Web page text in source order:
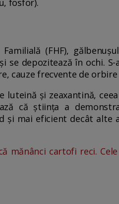
fosfor).
(FHF),
se depozitează în ochi.
cauze frecvente de
și zeaxantină,
că știința a
și mai eficient decât alte
mănânci cartofi reci.